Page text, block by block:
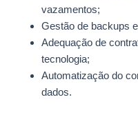
vazamentos;
Gestão de backups
Adequação de
tecnologia;
Automatização do
dados.